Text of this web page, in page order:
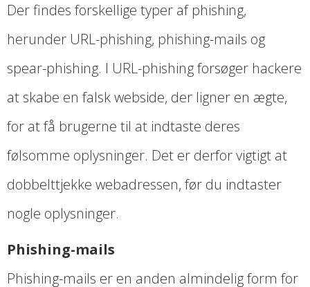
Der findes forskellige typer af phishing,
herunder URL-phishing, phishing-mails og
spear-phishing. I URL-phishing forsøger hackere
at skabe en falsk webside, der ligner en ægte,
for at få brugerne til at indtaste deres
følsomme oplysninger. Det er derfor vigtigt at
dobbelttjekke webadressen, før du indtaster
nogle oplysninger.
Phishing-mails
Phishing-mails er en anden almindelig form for